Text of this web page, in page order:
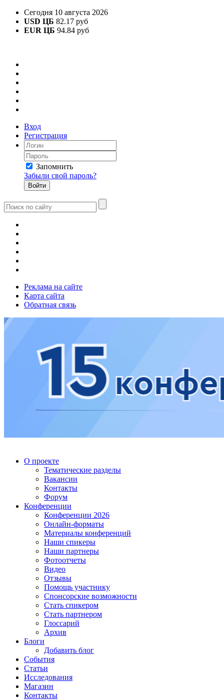
Сегодня 10 августа 2026
USD ЦБ 82.17 руб
EUR ЦБ 94.84 руб
Вход
Регистрация
Запомнить
Забыли свой пароль?
Реклама на сайте
Карта сайта
Обратная связь
О проекте
Тематические разделы
Вакансии
Контакты
Форум
Конференции
Конференции 2026
Онлайн-форматы
Материалы конференций
Наши спикеры
Наши партнеры
Фотоотчеты
Видео
Отзывы
Помощь участнику
Спонсорские возможности
Стать спикером
Стать партнером
Глоссарий
Архив
Блоги
Добавить блог
События
Статьи
Исследования
Магазин
Контакты